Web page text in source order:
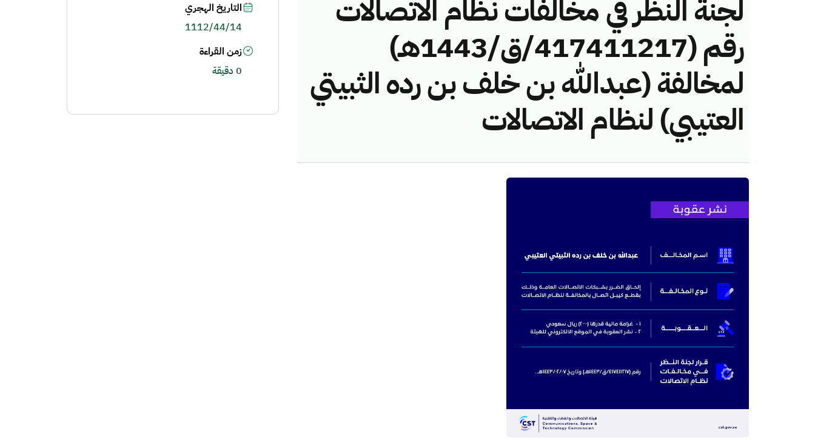
لجنة النظر في مخالفات نظام الاتصالات
رقم (417411217/ق/1443هـ)
لمخالفة (عبدالله بن خلف بن رده الثبيتي
العتيبي) لنظام الاتصالات
التاريخ الهجري
1112/44/14
زمن القراءة
0 دقيقة